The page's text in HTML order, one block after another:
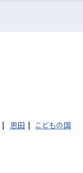
恩田 こどもの国